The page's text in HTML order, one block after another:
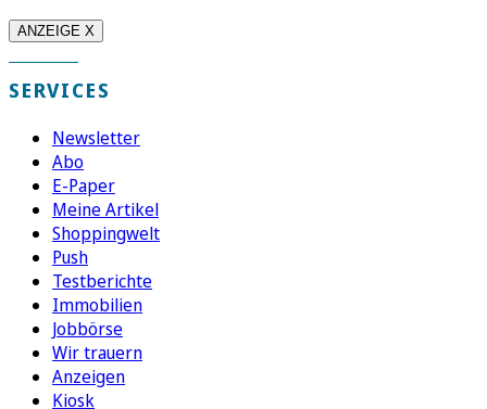
ANZEIGE X
SERVICES
Newsletter
Abo
E-Paper
Meine Artikel
Shoppingwelt
Push
Testberichte
Immobilien
Jobbörse
Wir trauern
Anzeigen
Kiosk